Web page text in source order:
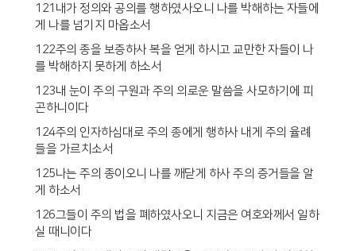
121내가 정의와 공의를 행하였사오니 나를 박해하는 자들에
게 나를 넘기지 마옵소서
122주의 종을 보증하사 복을 얻게 하시고 교만한 자들이 나
를 박해하지 못하게 하소서
123내 눈이 주의 구원과 주의 의로운 말씀을 사모하기에 피
곤하니이다
124주의 인자하심대로 주의 종에게 행하사 내게 주의 율례
들을 가르치소서
125나는 주의 종이오니 나를 깨닫게 하사 주의 증거들을 알
게 하소서
126그들이 주의 법을 폐하였사오니 지금은 여호와께서 일하
실 때니이다